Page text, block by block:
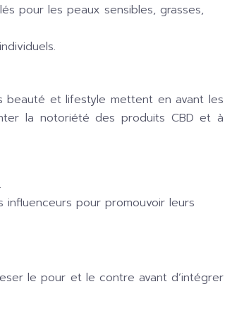
pour les peaux sensibles, grasses,
beauté et lifestyle mettent en avant les
la notoriété des produits CBD et à
pour promouvoir leurs
le pour et le contre avant d’intégrer